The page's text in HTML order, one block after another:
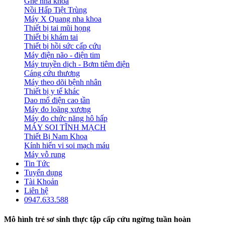
Nồi Hấp Tiệt Trùng
Máy X Quang nha khoa
Thiết bị tai mũi họng
Thiết bị khám tai
Thiết bị hồi sức cấp cứu
Máy điện não - điện tim
Máy truyền dịch - Bơm tiêm điện
Cáng cứu thương
Máy theo dõi bệnh nhân
Thiết bị y tế khác
Dao mổ điện cao tần
Máy đo loãng xương
Máy đo chức năng hô hấp
MÁY SOI TĨNH MẠCH
Thiết Bị Nam Khoa
Kính hiển vi soi mạch máu
Máy vỗ rung
Tin Tức
Tuyển dụng
Tài Khoản
Liên hệ
0947.633.588
Mô hình trẻ sơ sinh thực tập cấp cứu ngừng tuần hoàn